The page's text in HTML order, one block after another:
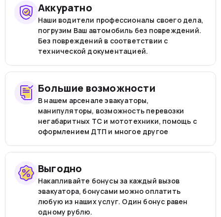
Аккуратно
Наши водители профессионалы своего дела,
погрузим Ваш автомобиль без повреждений.
Без повреждений в соответствии с
технической документацией.
Большие возможности
В нашем арсенале эвакуаторы,
манипуляторы, возможность перевозки
негабаритных ТС и мототехники, помощь с
оформлением ДТП и многое другое
Выгодно
Накапливайте бонусы за каждый вызов
эвакуатора, бонусами можно оплатить
любую из наших услуг. Один бонус равен
одному рублю.